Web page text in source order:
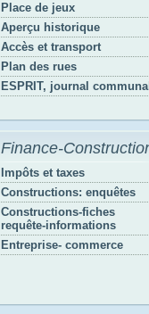
Place de jeux
Aperçu historique
Accès et transport
Plan des rues
ESPRIT, journal
Finance-
Impôts et taxes
Constructions: enquêtes
Constructions-fiches
requête-informations
Entreprise- commerce